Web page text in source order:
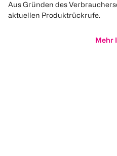
Aus Gründen des
aktuellen Produktrückrufe.
Mehr